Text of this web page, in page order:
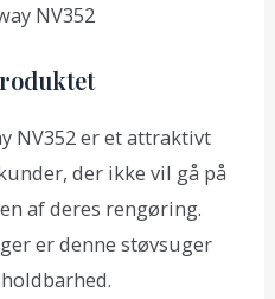
NV352 er et attraktivt
der ikke vil gå på
af deres rengøring.
er denne støvsuger